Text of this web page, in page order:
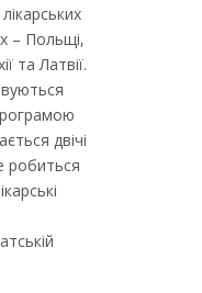
– Польщі,
та Латвії.
двічі
робиться